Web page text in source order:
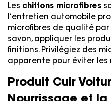
Les chiffons microfibres
l’entretien automobile
microfibres de qualité par
savon, appliquer les
finitions. Privilégiez des
apparente pour éviter les
Produit Cuir